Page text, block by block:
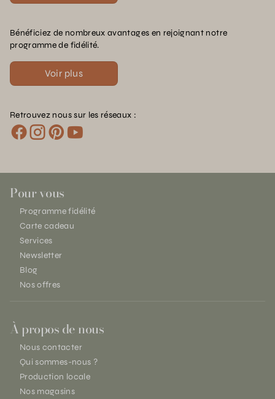
Bénéficiez de nombreux avantages en rejoignant notre
programme de fidélité.
Voir plus
Retrouvez nous sur les réseaux :
Pour vous
Programme fidélité
Carte cadeau
Services
Newsletter
Blog
Nos offres
À propos de nous
Nous contacter
Qui sommes-nous ?
Production locale
Nos magasins